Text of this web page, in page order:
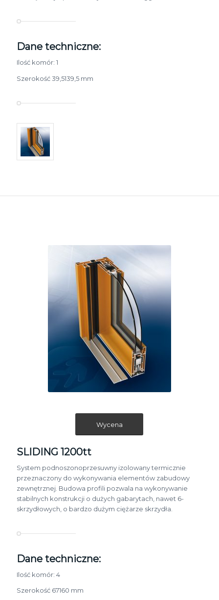
Dane techniczne:
Ilość komór: 1
Szerokość 39,5­139,5 mm
Wycena
SLIDING 1200tt
System podnoszono­przesuwny izolowany termicznie
przeznaczony do wykonywania elementów zabudowy
zewnętrznej. Budowa profili pozwala na wykonywanie
stabilnych konstrukcji o dużych gabarytach, nawet 6­
skrzydłowych, o bardzo dużym ciężarze skrzydła.
Dane techniczne:
Ilość komór: 4
Szerokość 67­160 mm